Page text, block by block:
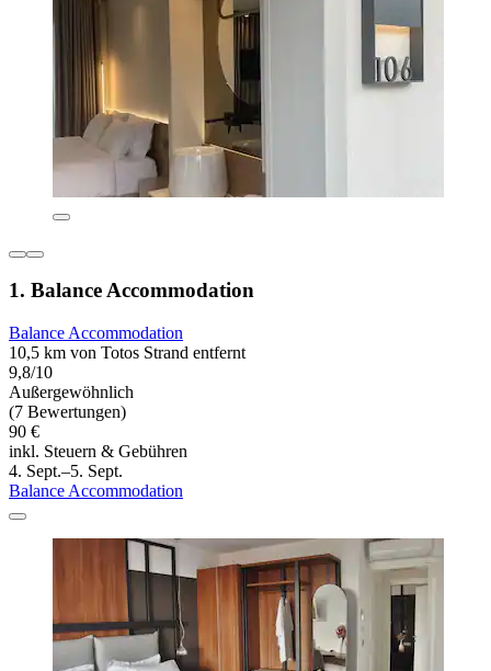
1. Balance Accommodation
Balance Accommodation
10,5 km von Totos Strand entfernt
9,8/10
Außergewöhnlich
(7 Bewertungen)
90 €
inkl. Steuern & Gebühren
4. Sept.–5. Sept.
Balance Accommodation